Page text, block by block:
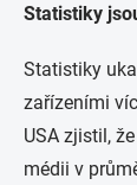
Statistiky
Statistiky
zařízeními
USA zjistil,
médii v